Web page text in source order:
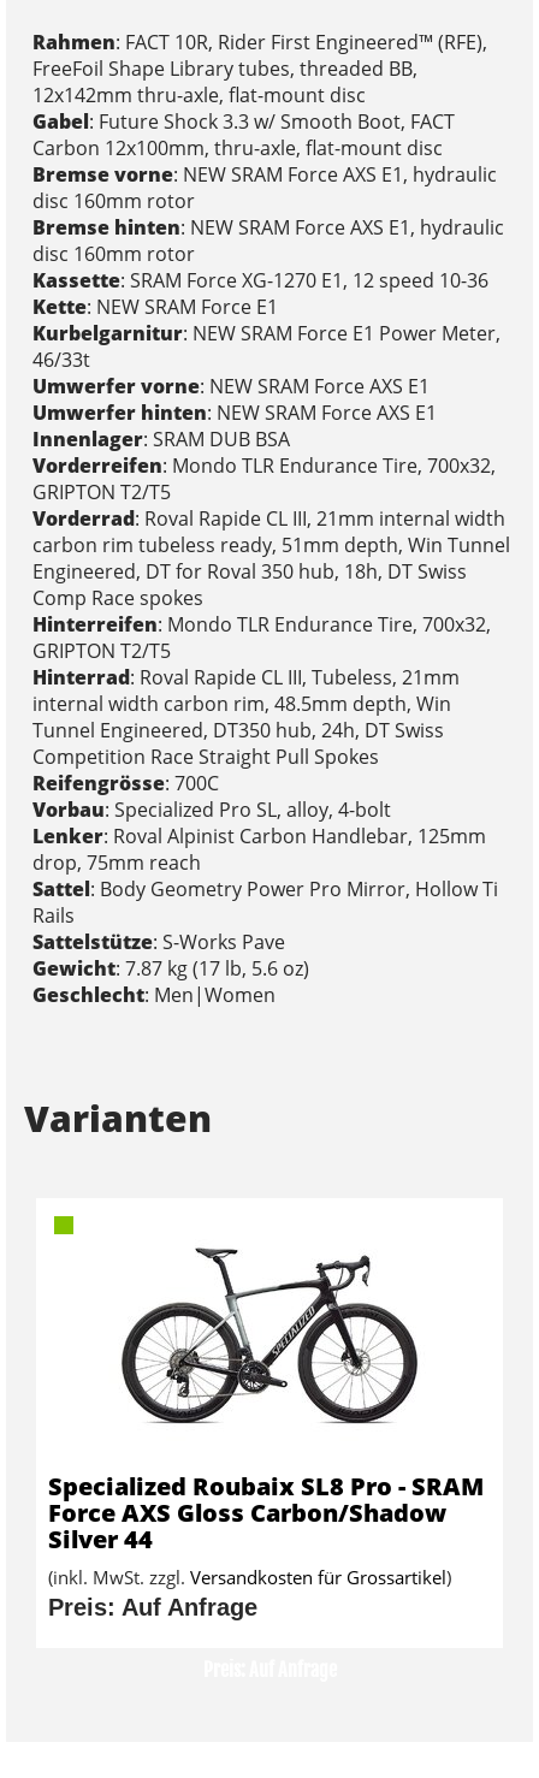
Rahmen: FACT 10R, Rider First Engineered™ (RFE),
FreeFoil Shape Library tubes, threaded BB,
12x142mm thru-axle, flat-mount disc
Gabel: Future Shock 3.3 w/ Smooth Boot, FACT
Carbon 12x100mm, thru-axle, flat-mount disc
Bremse vorne: NEW SRAM Force AXS E1, hydraulic
disc 160mm rotor
Bremse hinten: NEW SRAM Force AXS E1, hydraulic
disc 160mm rotor
Kassette: SRAM Force XG-1270 E1, 12 speed 10-36
Kette: NEW SRAM Force E1
Kurbelgarnitur: NEW SRAM Force E1 Power Meter,
46/33t
Umwerfer vorne: NEW SRAM Force AXS E1
Umwerfer hinten: NEW SRAM Force AXS E1
Innenlager: SRAM DUB BSA
Vorderreifen: Mondo TLR Endurance Tire, 700x32,
GRIPTON T2/T5
Vorderrad: Roval Rapide CL III, 21mm internal width
carbon rim tubeless ready, 51mm depth, Win Tunnel
Engineered, DT for Roval 350 hub, 18h, DT Swiss
Comp Race spokes
Hinterreifen: Mondo TLR Endurance Tire, 700x32,
GRIPTON T2/T5
Hinterrad: Roval Rapide CL III, Tubeless, 21mm
internal width carbon rim, 48.5mm depth, Win
Tunnel Engineered, DT350 hub, 24h, DT Swiss
Competition Race Straight Pull Spokes
Reifengrösse: 700C
Vorbau: Specialized Pro SL, alloy, 4-bolt
Lenker: Roval Alpinist Carbon Handlebar, 125mm
drop, 75mm reach
Sattel: Body Geometry Power Pro Mirror, Hollow Ti
Rails
Sattelstütze: S-Works Pave
Gewicht: 7.87 kg (17 lb, 5.6 oz)
Geschlecht: Men|Women
Varianten
Specialized Roubaix SL8 Pro - SRAM
Force AXS Gloss Carbon/Shadow
Silver 44
(inkl. MwSt. zzgl. Versandkosten für Grossartikel)
Preis: Auf Anfrage